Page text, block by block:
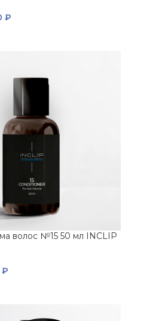
₽
волос №15 50 мл INCLIP
₽